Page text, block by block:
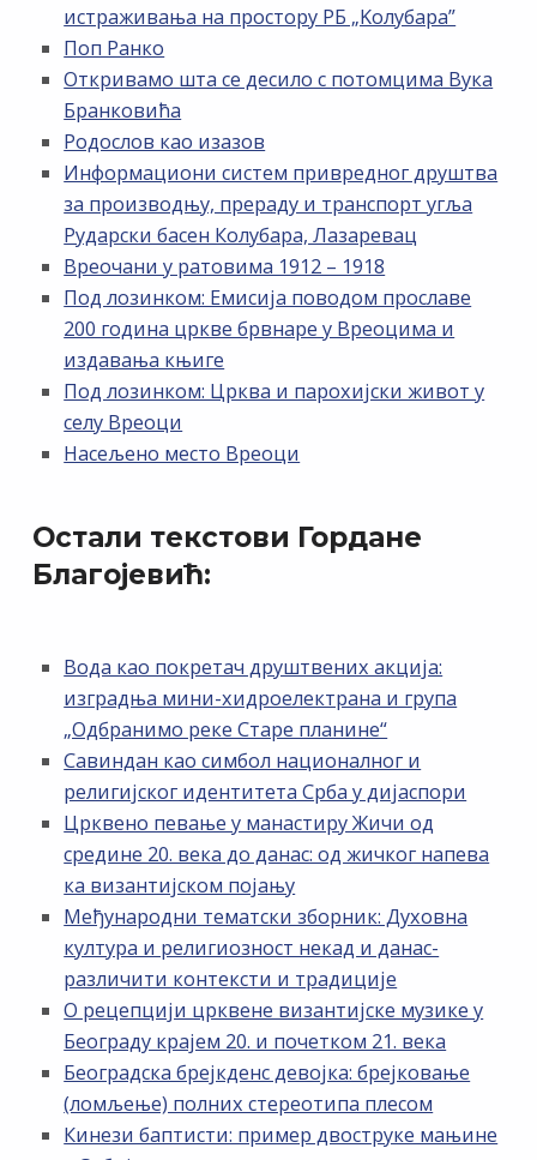
истраживања на простору РБ „Kолубара”
Поп Ранко
Откривамо шта се десило с потомцима Вука
Бранковића
Родослов као изазов
Информациони систем привредног друштва
за производњу, прераду и транспорт угља
Рударски басен Колубара, Лазаревац
Вреочани у ратовима 1912 – 1918
Под лозинком: Емисија поводом прославе
200 година цркве брвнаре у Вреоцима и
издавања књиге
Под лозинком: Црква и парохијски живот у
селу Вреоци
Насељено место Вреоци
Остали текстови Гордане
Благојевић:
Вода као покретач друштвених акција:
изградња мини-хидроелектрана и група
„Одбранимо реке Старе планине“
Савиндан као симбол националног и
религијског идентитета Срба у дијаспори
Црквено певање у манастиру Жичи од
средине 20. века до данас: од жичког напева
ка византијском појању
Међународни тематски зборник: Духовна
култура и религиозност некад и данас-
различити контексти и традиције
О рецепцији црквене византијске музике у
Београду крајем 20. и почетком 21. века
Београдска брејкденс девојка: брејковање
(ломљење) полних стереотипа плесом
Кинези баптисти: пример двоструке мањине